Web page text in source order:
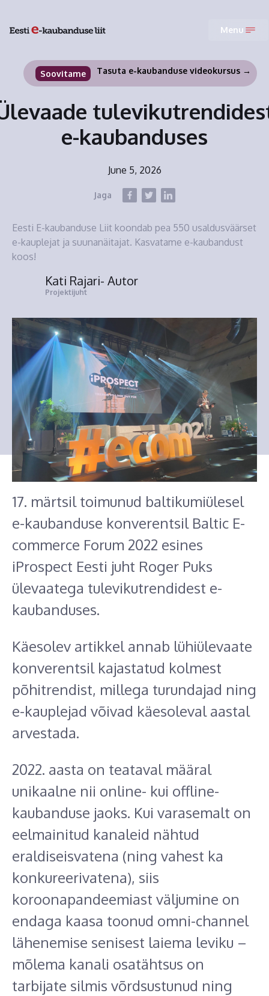
Menu
Soovitame Tasuta e-kaubanduse videokursus →
e-kaubanduses
June 5, 2026
Jaga
Eesti E-kaubanduse Liit koondab pea 550 usaldusväärset
e-kauplejat ja suunanäitajat. Kasvatame e-kaubandust
koos!
Kati Rajari- Autor
Projektijuht
17. märtsil toimunud baltikumiülesel
e-kaubanduse konverentsil Baltic E-
commerce Forum 2022 esines
iProspect Eesti juht Roger Puks
ülevaatega tulevikutrendidest e-
kaubanduses.
Käesolev artikkel annab lühiülevaate
konverentsil kajastatud kolmest
põhitrendist, millega turundajad ning
e-kauplejad võivad käesoleval aastal
arvestada.
2022. aasta on teataval määral
unikaalne nii online- kui offline-
kaubanduse jaoks. Kui varasemalt on
eelmainitud kanaleid nähtud
eraldiseisvatena (ning vahest ka
konkureerivatena), siis
koroonapandeemiast väljumine on
endaga kaasa toonud omni-channel
lähenemise senisest laiema leviku –
mõlema kanali osatähtsus on
tarbijate silmis võrdsustunud ning